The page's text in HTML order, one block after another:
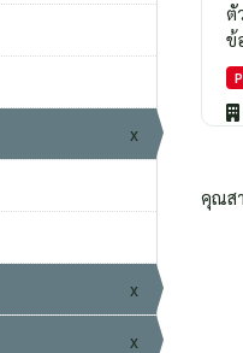
x
x
x
ตั
ข้
คุณส